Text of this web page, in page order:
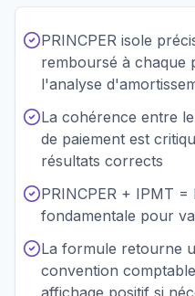
PRINCPER isole
remboursé à chaque
l'analyse
La cohérence entre
de paiement est
résultats corrects
PRINCPER + IPMT
fondamentale pour
La formule retourne
convention
affichage positif si